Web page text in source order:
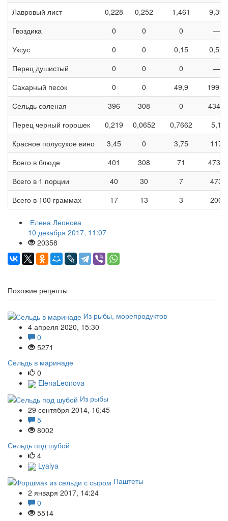
Лавровый лист
0,228 0,252 1,461
9,39
Гвоздика
0 0 0
—
Уксус
0 0 0,15
0,55
Перец душистый
0 0 0
—
Сахарный песок
0 0 49,9
199,5
Сельдь соленая
396 308 0
4340
Перец черный горошек
0,219 0,0652 0,7662
5,1
Красное полусухое вино
3,45 0 3,75
117
Всего в блюде
401 308 71
4733
Всего в 1 порции
40 30 7
473
Всего в 100 граммах
17 13 3 200
Елена Леонова
10 декабря 2017, 11:07
20358
Похожие рецепты
Из рыбы, морепродуктов
4 апреля 2020, 15:30
0
5271
Сельдь в маринаде
0
ElenaLeonova
Из рыбы
29 сентября 2014, 16:45
5
8002
Сельдь под шубой
4
Lyalya
Паштеты
2 января 2017, 14:24
0
5514